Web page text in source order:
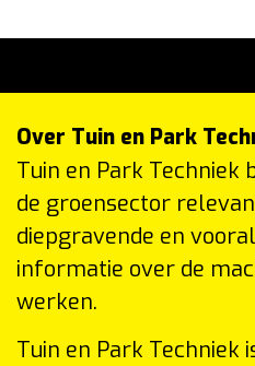
Over Tuin en Park
Tuin en Park Techniek
de groensector
diepgravende en
informatie over de
werken.
Tuin en Park Techniek